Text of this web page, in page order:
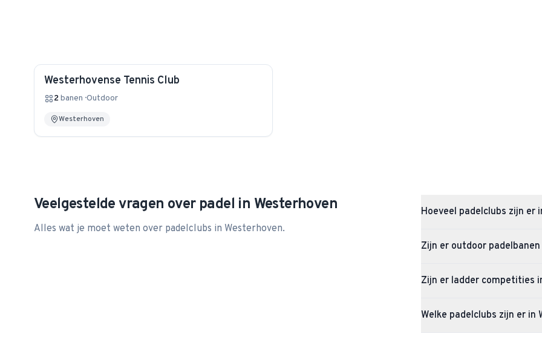
Westerhovense Tennis Club
2banen ·Outdoor
Westerhoven
Veelgestelde vragen over padel in Westerhoven
Alles wat je moet weten over padelclubs in Westerhoven.
Hoeveel padelclubs zijn er
Zijn er outdoor
Zijn er ladder competities
een ladder starten zodra er
Welke padelclubs zijn er in